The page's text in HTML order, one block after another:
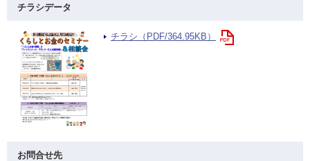
チラシデータ
チラシ（PDF/364.95KB）
お問合せ先